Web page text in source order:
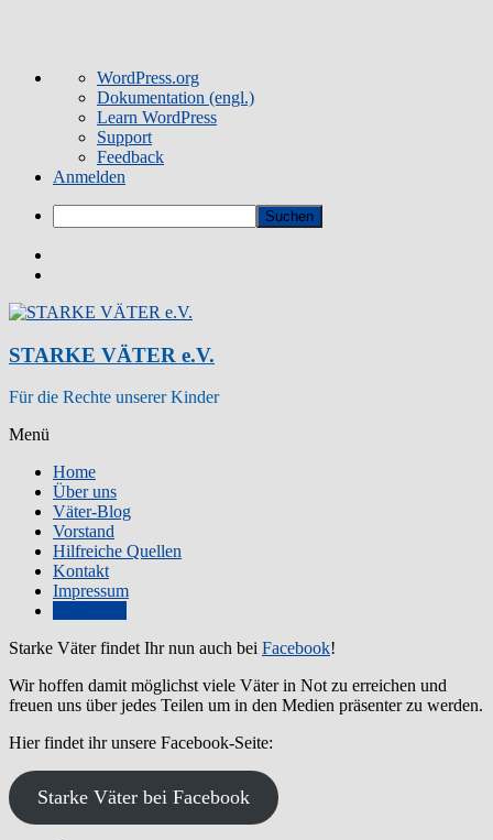
Über
WordPress
WordPress.org
Dokumentation (engl.)
Learn WordPress
Support
Feedback
Anmelden
Suchen
Zum
Inhalt
STARKE VÄTER e.V.
Für die Rechte unserer Kinder
Menü
Home
Über uns
Väter-Blog
Vorstand
Hilfreiche Quellen
Kontakt
Impressum
Starke Väter findet Ihr nun auch bei Facebook!
Wir hoffen damit möglichst viele Väter in Not zu erreichen und
freuen uns über jedes Teilen um in den Medien präsenter zu werden.
Hier findet ihr unsere Facebook-Seite:
Starke Väter bei Facebook